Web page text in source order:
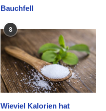
Bauchfell
8
Wieviel Kalorien hat